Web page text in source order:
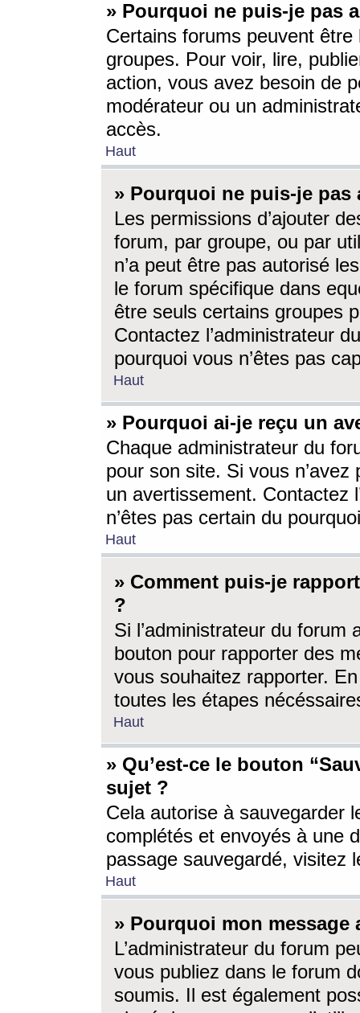
» Pourquoi ne puis-je pas
Certains forums peuvent être
groupes. Pour voir, lire,
action, vous avez besoin de
modérateur ou un
accès.
Haut
» Pourquoi ne puis-je
Les permissions d’ajouter
forum, par groupe, ou par
n’a peut être pas autorisé
le forum spécifique dans
être seuls certains groupes
Contactez l’administrateur
pourquoi vous n’êtes pas
Haut
» Pourquoi ai-je reçu un
Chaque administrateur du
pour son site. Si vous
un avertissement. Contactez
n’êtes pas certain du
Haut
» Comment puis-je
?
Si l’administrateur du forum
bouton pour rapporter des
vous souhaitez rapporter.
toutes les étapes
Haut
» Qu’est-ce le bouton
sujet ?
Cela autorise à sauvegarder
complétés et envoyés à une
passage sauvegardé, visitez
Haut
» Pourquoi mon message
L’administrateur du forum
vous publiez dans le forum
soumis. Il est également